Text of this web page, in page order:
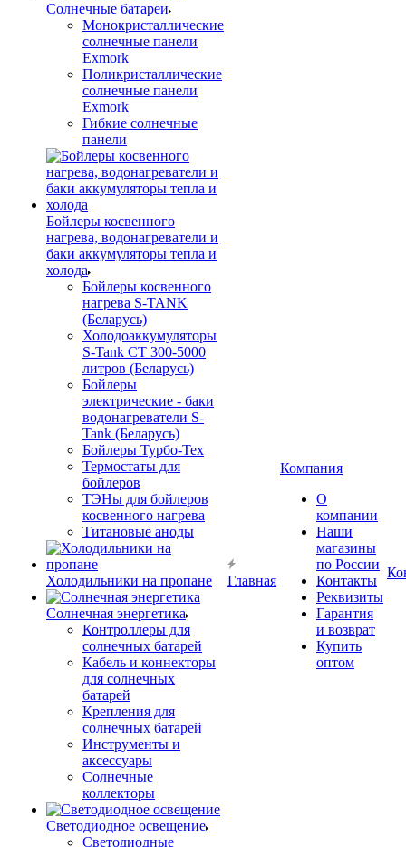
Солнечные батареи
Монокристаллические
солнечные панели
Exmork
Поликристаллические
солнечные панели
Exmork
Гибкие солнечные
панели
Бойлеры косвенного
нагрева, водонагреватели и
баки аккумуляторы тепла и
холода
Бойлеры косвенного
нагрева S-TANK
(Беларусь)
Холодоаккумуляторы
S-Tank СТ 300-5000
литров (Беларусь)
Бойлеры
электрические - баки
водонагреватели S-
Tank (Беларусь)
Бойлеры Турбо-Тех
Термостаты для
бойлеров
ТЭНы для бойлеров
косвенного нагрева
Титановые аноды
Холодильники на пропане
Солнечная энергетика
Контроллеры для
солнечных батарей
Кабель и коннекторы
для солнечных
батарей
Крепления для
солнечных батарей
Инструменты и
аксессуары
Солнечные
коллекторы
Светодиодное освещение
Светодиодные
Главная
Компания
О
компании
Наши
магазины
по России
Контакты
Реквизиты
Гарантия
и возврат
Купить
оптом